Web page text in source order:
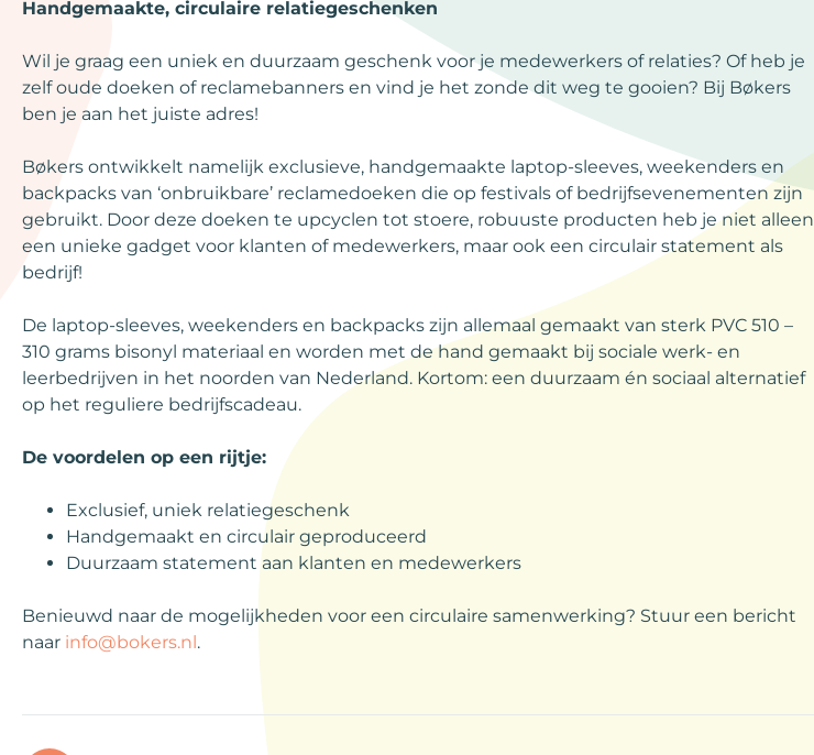
Handgemaakte, circulaire relatiegeschenken
Wil je graag een uniek en duurzaam geschenk voor je medewerkers of relaties? Of heb je
zelf oude doeken of reclamebanners en vind je het zonde dit weg te gooien? Bij Bøkers
ben je aan het juiste adres!
Bøkers ontwikkelt namelijk exclusieve, handgemaakte laptop-sleeves, weekenders en
backpacks van ‘onbruikbare’ reclamedoeken die op festivals of bedrijfsevenementen zijn
gebruikt. Door deze doeken te upcyclen tot stoere, robuuste producten heb je niet alleen
een unieke gadget voor klanten of medewerkers, maar ook een circulair statement als
bedrijf!
De laptop-sleeves, weekenders en backpacks zijn allemaal gemaakt van sterk PVC 510 –
310 grams bisonyl materiaal en worden met de hand gemaakt bij sociale werk- en
leerbedrijven in het noorden van Nederland. Kortom: een duurzaam én sociaal alternatief
op het reguliere bedrijfscadeau.
De voordelen op een rijtje:
Exclusief, uniek relatiegeschenk
Handgemaakt en circulair geproduceerd
Duurzaam statement aan klanten en medewerkers
Benieuwd naar de mogelijkheden voor een circulaire samenwerking? Stuur een bericht
naar info@bokers.nl.